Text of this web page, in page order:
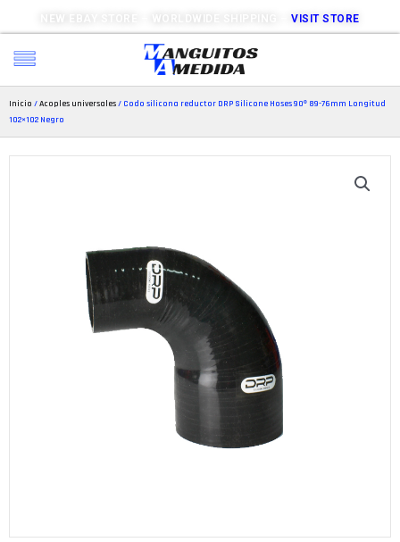
NEW EBAY STORE – WORLDWIDE SHIPPING –VISIT STORE
Inicio /Acoples universales/ Codo silicona reductor DRP Silicone Hoses 90º 89-76mm Longitud
102×102 Negro